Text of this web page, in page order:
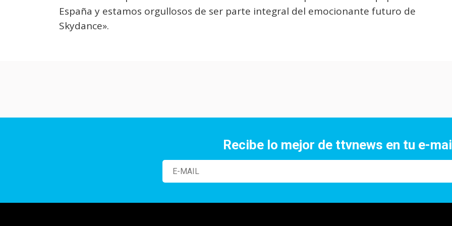
España y estamos orgullosos de ser parte integral del emocionante futuro de
Skydance».
Recibe lo mejor de ttvnews en tu e-